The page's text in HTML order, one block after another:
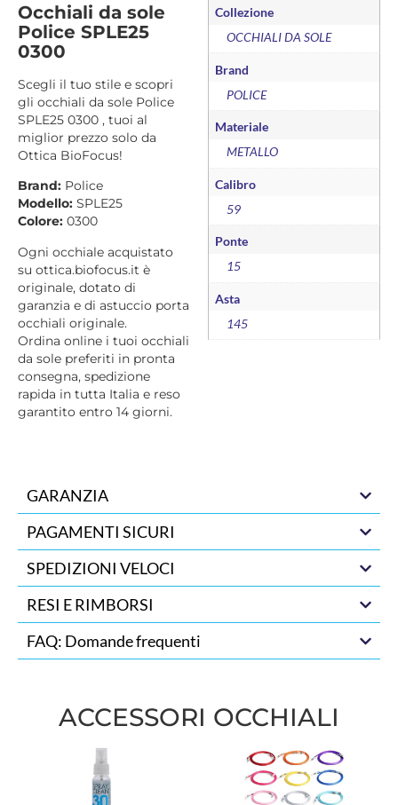
Occhiali da sole
Police SPLE25
0300
Scegli il tuo stile e scopri
gli occhiali da sole Police
SPLE25 0300 , tuoi al
miglior prezzo solo da
Ottica BioFocus!
Brand: Police
Modello: SPLE25
Colore: 0300
Ogni occhiale acquistato
su ottica.biofocus.it è
originale, dotato di
garanzia e di astuccio porta
occhiali originale.
Ordina online i tuoi occhiali
da sole preferiti in pronta
consegna, spedizione
rapida in tutta Italia e reso
garantito entro 14 giorni.
Collezione
OCCHIALI DA SOLE
Brand
POLICE
Materiale
METALLO
Calibro
59
Ponte
15
Asta
145
GARANZIA
PAGAMENTI SICURI
SPEDIZIONI VELOCI
RESI E RIMBORSI
FAQ: Domande frequenti
ACCESSORI OCCHIALI